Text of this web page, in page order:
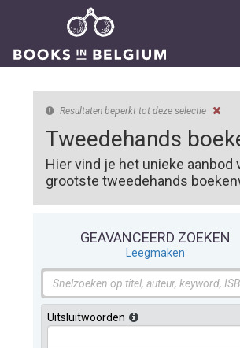
Resultaten beperkt tot deze selectie
Tweedehands
Hier vind je het unieke
grootste tweedehands
GEAVANCEERD ZOEKEN
Leegmaken
Uitsluitwoorden